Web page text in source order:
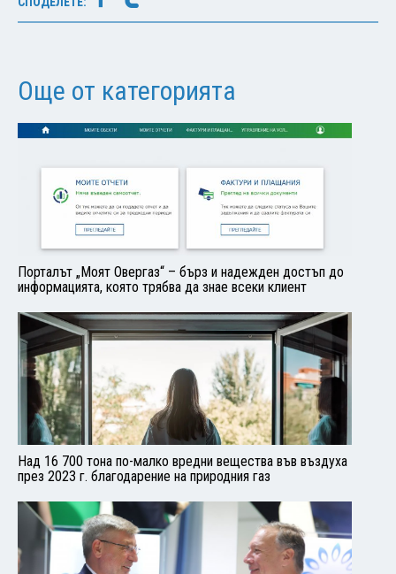
Още от категорията
Порталът „Моят Овергаз“ – бърз и надежден достъп до
информацията, която трябва да знае всеки клиент
Над 16 700 тона по-малко вредни вещества във въздуха
през 2023 г. благодарение на природния газ